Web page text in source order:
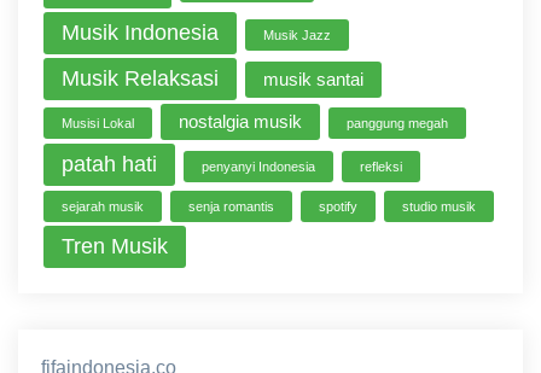
Musik Indonesia Musik Jazz
Musik Relaksasi musik santai
Musisi Lokal nostalgia musik panggung megah
patah hati penyanyi Indonesia refleksi
sejarah musik senja romantis spotify studio musik
Tren Musik
fifaindonesia.co